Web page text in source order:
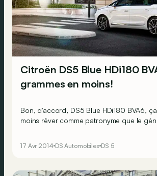
Citroën DS5 Blue HDi180
grammes en moins!
Bon, d'accord, DS5 Blue HDi180 BVA6,
moins rêver comme patronyme que le
permet de savoir assez clairement à quoi
DS5, motorisée par le nouveau bloc
17 Avr 2014 DS Automobiles DS 5